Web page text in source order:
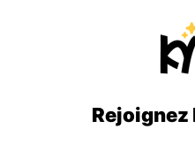
Rejoignez